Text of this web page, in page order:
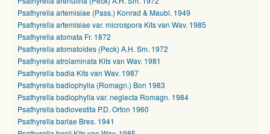
Psathyrella artemisiae (Pass.) Konrad & Maubl. 1949
Psathyrella artemisiae var. microspora Kits van Wav. 1985
Psathyrella atomata Fr. 1872
Psathyrella atomatoides (Peck) A.H. Sm. 1972
Psathyrella atrolaminata Kits van Wav. 1981
Psathyrella badia Kits van Wav. 1987
Psathyrella badiophylla (Romagn.) Bon 1983
Psathyrella badiophylla var. neglecta Romagn. 1984
Psathyrella badiovestita P.D. Orton 1960
Psathyrella barlae Bres. 1941